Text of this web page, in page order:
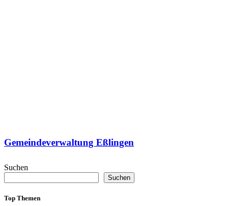
Gemeindeverwaltung Eßlingen
Suchen
Suchen
Top Themen